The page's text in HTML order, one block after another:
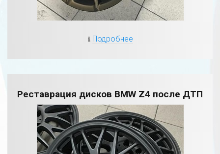
Подробнее
Реставрация дисков BMW Z4 после ДТП